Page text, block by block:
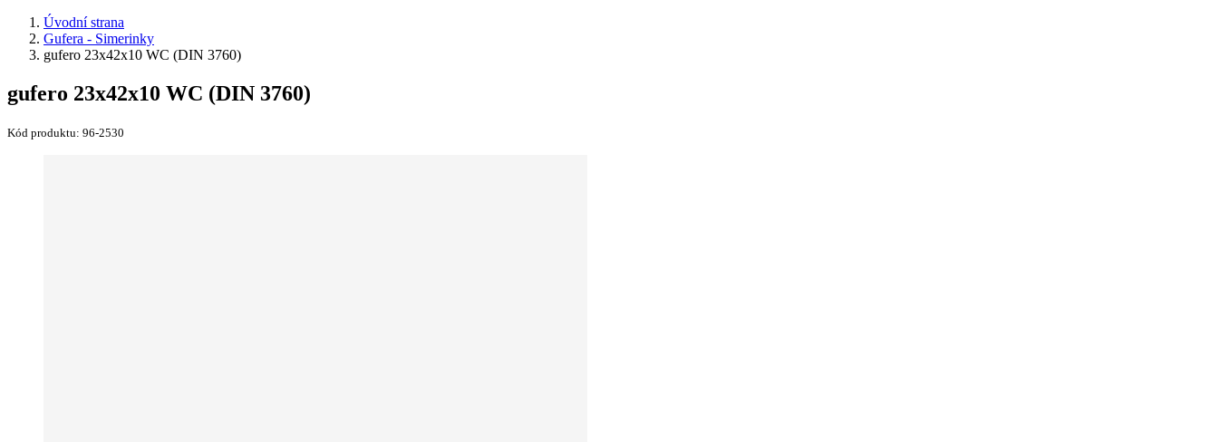
Úvodní strana
Gufera - Simerinky
gufero 23x42x10 WC (DIN 3760)
gufero 23x42x10 WC (DIN 3760)
Kód produktu: 96-2530